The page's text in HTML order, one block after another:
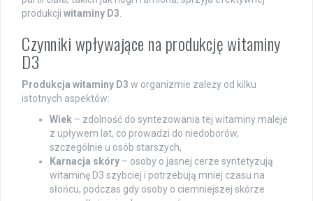
produkcji witaminy D3
Czynniki wpływające na produkcję witaminy
D3
Produkcja witaminy D3 w organizmie zależy od kilku
istotnych aspektów:
Wiek – zdolność do syntezowania tej witaminy maleje
z upływem lat, co prowadzi do niedoborów,
szczególnie u osób starszych,
Karnacja skóry – osoby o jasnej cerze syntetyzują
witaminę D3 szybciej i potrzebują mniej czasu na
słońcu, podczas gdy osoby o ciemniejszej skórze